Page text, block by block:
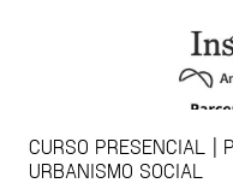
CURSO PRESENCIAL |
URBANISMO SOCIAL